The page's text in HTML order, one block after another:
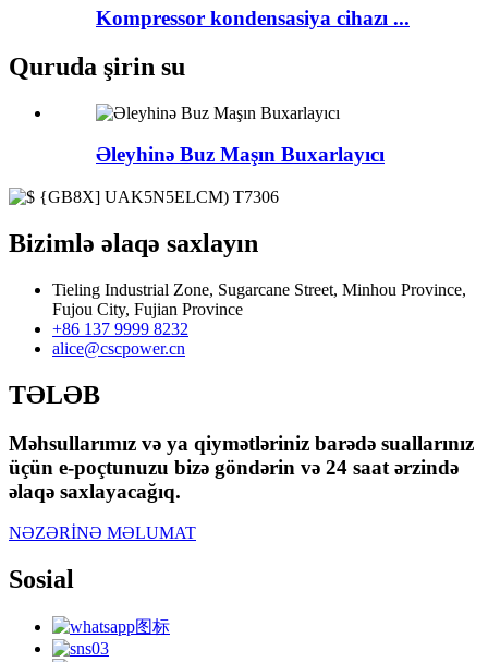
Kompressor kondensasiya cihazı ...
Quruda şirin su
Əleyhinə Buz Maşın Buxarlayıcı
Bizimlə əlaqə saxlayın
Tieling Industrial Zone, Sugarcane Street, Minhou Province,
Fujou City, Fujian Province
+86 137 9999 8232
alice@cscpower.cn
TƏLƏB
Məhsullarımız və ya qiymətləriniz barədə suallarınız
üçün e-poçtunuzu bizə göndərin və 24 saat ərzində
əlaqə saxlayacağıq.
NƏZƏRİNƏ MƏLUMAT
Sosial